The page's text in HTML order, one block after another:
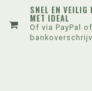
SNEL EN VEILIG
MET IDEAL
Of via PayPal of